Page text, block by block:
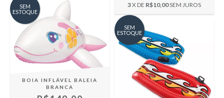
3X DE R$10,00SEM JUROS
SEM
ESTOQUE
BOIA INFLÁVEL BALEIA
BRANCA
SEM
ESTOQUE